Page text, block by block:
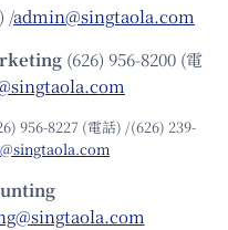
/admin@singtaola.com
(626) 956-8200 (電
956-8227 (電話) /(626) 239-